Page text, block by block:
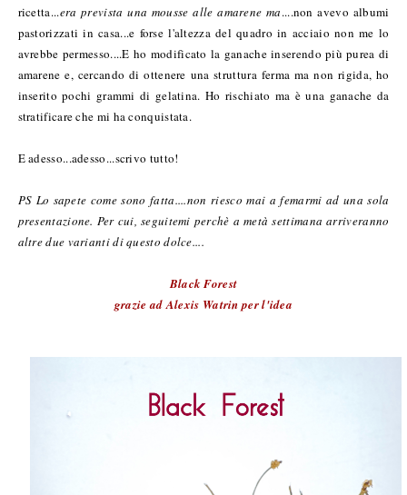
ricetta...era prevista una mousse alle amarene ma....non avevo albumi
pastorizzati in casa...e forse l'altezza del quadro in acciaio non me lo
avrebbe permesso....E ho modificato la ganache inserendo più purea di
amarene e, cercando di ottenere una struttura ferma ma non rigida, ho
inserito pochi grammi di gelatina. Ho rischiato ma è una ganache da
stratificare che mi ha conquistata.
E adesso...adesso...scrivo tutto!
PS Lo sapete come sono fatta....non riesco mai a femarmi ad una sola
presentazione. Per cui, seguitemi perchè a metà settimana arriveranno
altre due varianti di questo dolce....
Black Forest
grazie ad Alexis Watrin per l'idea